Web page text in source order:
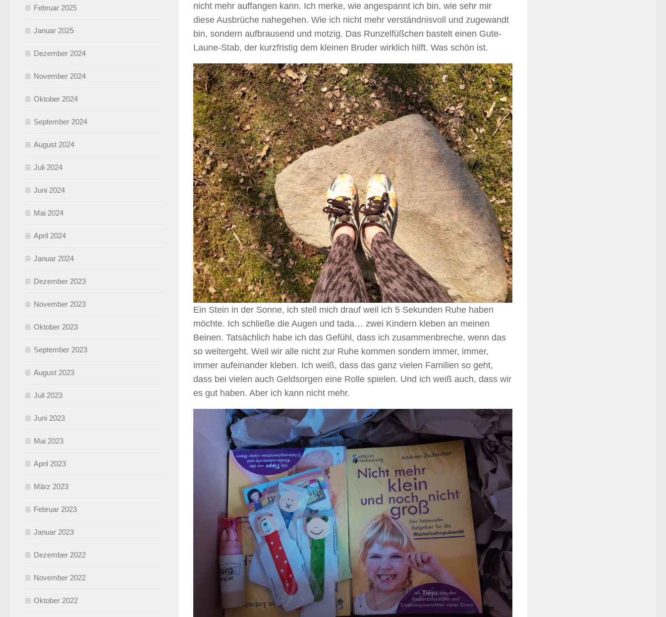
nicht mehr auffangen kann. Ich merke, wie angespannt ich bin, wie sehr mir
diese Ausbrüche nahegehen. Wie ich nicht mehr verständnisvoll und zugewandt
bin, sondern aufbrausend und motzig. Das Runzelfüßchen bastelt einen Gute-
Laune-Stab, der kurzfristig dem kleinen Bruder wirklich hilft. Was schön ist.
Ein Stein in der Sonne, ich stell mich drauf weil ich 5 Sekunden Ruhe haben
möchte. Ich schließe die Augen und tada… zwei Kindern kleben an meinen
Beinen. Tatsächlich habe ich das Gefühl, dass ich zusammenbreche, wenn das
so weitergeht. Weil wir alle nicht zur Ruhe kommen sondern immer, immer,
immer aufeinander kleben. Ich weiß, dass das ganz vielen Familien so geht,
dass bei vielen auch Geldsorgen eine Rolle spielen. Und ich weiß auch, dass wir
es gut haben. Aber ich kann nicht mehr.
Februar 2025
Januar 2025
Dezember 2024
November 2024
Oktober 2024
September 2024
August 2024
Juli 2024
Juni 2024
Mai 2024
April 2024
Januar 2024
Dezember 2023
November 2023
Oktober 2023
September 2023
August 2023
Juli 2023
Juni 2023
Mai 2023
April 2023
März 2023
Februar 2023
Januar 2023
Dezember 2022
November 2022
Oktober 2022